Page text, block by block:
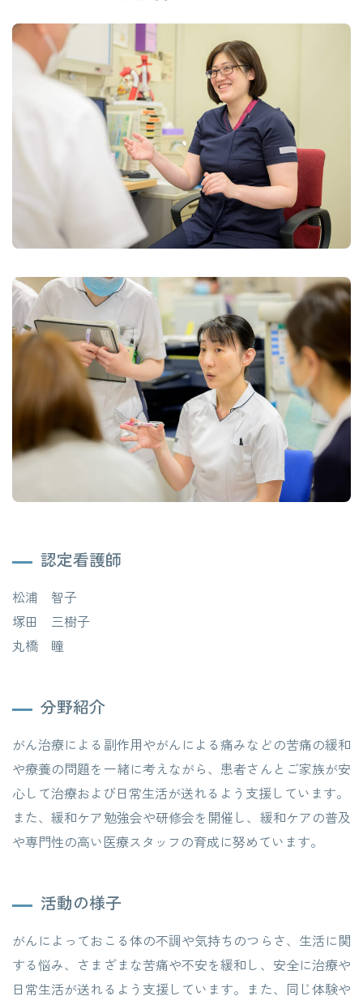
認定看護師
松浦 智子
塚田 三樹子
丸橋 瞳
分野紹介
がん治療による副作用やがんによる痛みなどの苦痛の緩和
や療養の問題を一緒に考えながら、患者さんとご家族が安
心して治療および日常生活が送れるよう支援しています。
また、緩和ケア勉強会や研修会を開催し、緩和ケアの普及
や専門性の高い医療スタッフの育成に努めています。
活動の様子
がんによっておこる体の不調や気持ちのつらさ、生活に関
する悩み、さまざまな苦痛や不安を緩和し、安全に治療や
日常生活が送れるよう支援しています。また、同じ体験や